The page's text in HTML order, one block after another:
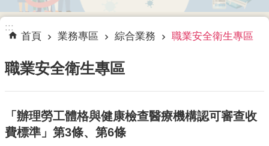
介
訊
公
告
務
專
:::
首頁 業務專區 綜合業務 職業安全衛生專區
職業安全衛生專區
「辦理勞工體格與健康檢查醫療機構認可審查收
費標準」第3條、第6條